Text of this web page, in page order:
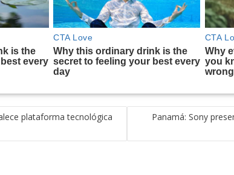
plataforma tecnológica
Panamá: Sony